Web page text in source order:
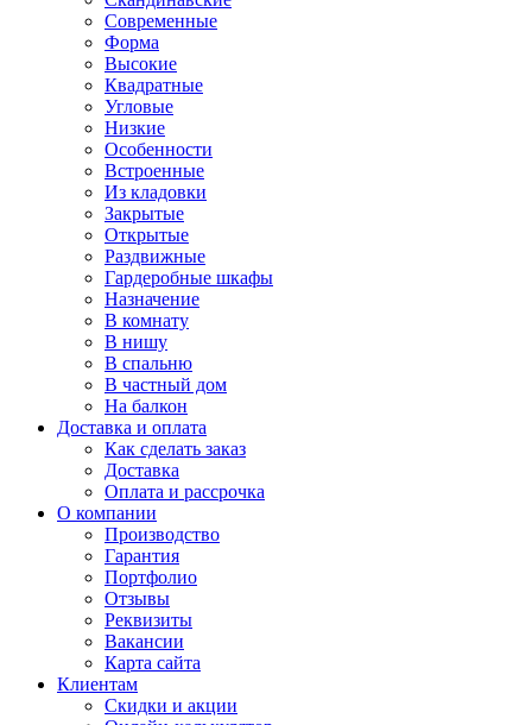
Современные
Форма
Высокие
Квадратные
Угловые
Низкие
Особенности
Встроенные
Из кладовки
Закрытые
Открытые
Раздвижные
Гардеробные шкафы
Назначение
В комнату
В нишу
В спальню
В частный дом
На балкон
Доставка и оплата
Как сделать заказ
Доставка
Оплата и рассрочка
О компании
Производство
Гарантия
Портфолио
Отзывы
Реквизиты
Вакансии
Карта сайта
Клиентам
Скидки и акции